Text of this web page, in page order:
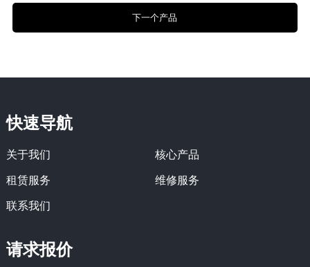
下一个产品
快速导航
关于我们 核心产品
租赁服务 维修服务
联系我们
请求报价